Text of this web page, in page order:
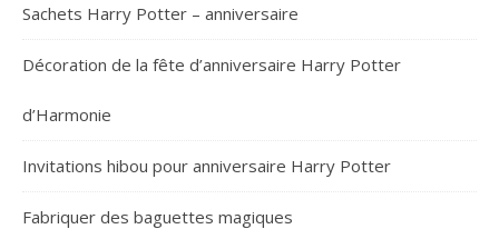
Sachets Harry Potter – anniversaire
Décoration de la fête d’anniversaire Harry Potter
d’Harmonie
Invitations hibou pour anniversaire Harry Potter
Fabriquer des baguettes magiques